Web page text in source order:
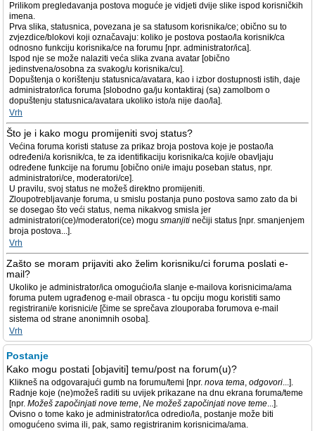
Prilikom pregledavanja postova moguće je vidjeti dvije slike ispod korisničkih
imena.
Prva slika, statusnica, povezana je sa statusom korisnika/ce; obično su to
zvjezdice/blokovi koji označavaju: koliko je postova postao/la korisnik/ca
odnosno funkciju korisnika/ce na forumu [npr. administrator/ica].
Ispod nje se može nalaziti veća slika zvana avatar [obično
jedinstvena/osobna za svakog/u korisnika/cu].
Dopuštenja o korištenju statusnica/avatara, kao i izbor dostupnosti istih, daje
administrator/ica foruma [slobodno ga/ju kontaktiraj (sa) zamolbom o
dopuštenju statusnica/avatara ukoliko isto/a nije dao/la].
Vrh
Što je i kako mogu promijeniti svoj status?
Većina foruma koristi statuse za prikaz broja postova koje je postao/la
određeni/a korisnik/ca, te za identifikaciju korisnika/ca koji/e obavljaju
određene funkcije na forumu [obično oni/e imaju poseban status, npr.
administratori/ce, moderatori/ce].
U pravilu, svoj status ne možeš direktno promijeniti.
Zloupotrebljavanje foruma, u smislu postanja puno postova samo zato da bi
se dosegao što veći status, nema nikakvog smisla jer
administratori(ce)/moderatori(ce) mogu smanjiti nečiji status [npr. smanjenjem
broja postova...].
Vrh
Zašto se moram prijaviti ako želim korisniku/ci foruma poslati e-
mail?
Ukoliko je administrator/ica omogućio/la slanje e-mailova korisnicima/ama
foruma putem ugrađenog e-mail obrasca - tu opciju mogu koristiti samo
registrirani/e korisnici/e [čime se sprečava zlouporaba forumova e-mail
sistema od strane anonimnih osoba].
Vrh
Postanje
Kako mogu postati [objaviti] temu/post na forum(u)?
Klikneš na odgovarajući gumb na forumu/temi [npr. nova tema, odgovori...].
Radnje koje (ne)možeš raditi su uvijek prikazane na dnu ekrana foruma/teme
[npr. Možeš započinjati nove teme, Ne možeš započinjati nove teme...].
Ovisno o tome kako je administrator/ica odredio/la, postanje može biti
omogućeno svima ili, pak, samo registriranim korisnicima/ama.